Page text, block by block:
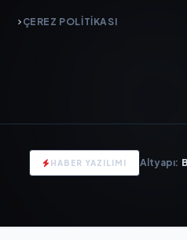
ÇEREZ POLITIKASI
HABER YAZILIMI Altyapı: